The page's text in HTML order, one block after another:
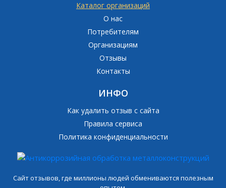
Каталог организаций
О нас
Потребителям
Организациям
Отзывы
Контакты
ИНФО
Как удалить отзыв с сайта
Правила сервиса
Политика конфиденциальности
Сайт отзывов, где миллионы людей обмениваются полезным